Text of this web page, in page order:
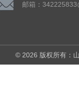
邮箱：
© 2026 版权所有：